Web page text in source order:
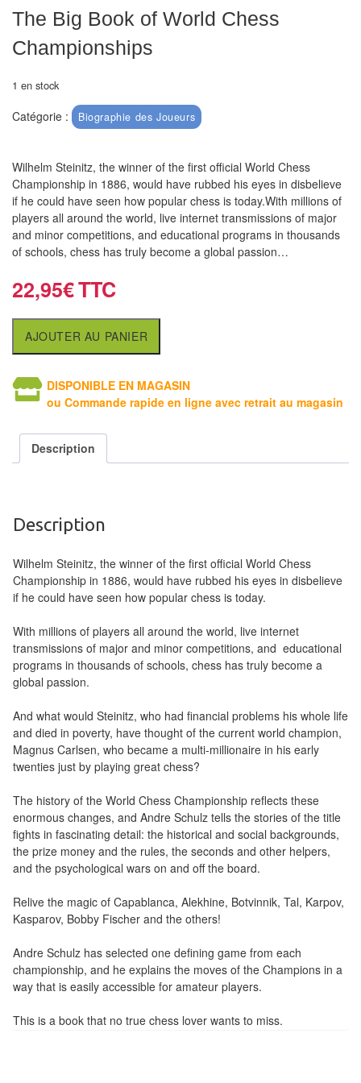
air
Pendules
Echiquier
aveugles
Logiciels
d'échecs
Livres
en
anglais
Livres
en
français
Tables
Accessoires
Jeux
de
Jeux
cartes
à
(TCG)
Les
Classiques
Pour
les
enfants
Pour
la
famille
les
initiés
Pour
les
The Big Book of World Chess
Championships
1 en stock
Catégorie : Biographie des Joueurs
Wilhelm Steinitz, the winner of the first official World Chess
Championship in 1886, would have rubbed his eyes in disbelieve
if he could have seen how popular chess is today.With millions of
players all around the world, live internet transmissions of major
and minor competitions, and educational programs in thousands
of schools, chess has truly become a global passion…
22,95€
AJOUTER AU PANIER
DISPONIBLE EN MAGASIN
ou Commande rapide en ligne avec retrait au magasin
Description
Description
Wilhelm Steinitz, the winner of the first official World Chess
Championship in 1886, would have rubbed his eyes in disbelieve
if he could have seen how popular chess is today.
With millions of players all around the world, live internet
transmissions of major and minor competitions, and educational
programs in thousands of schools, chess has truly become a
global passion.
And what would Steinitz, who had financial problems his whole life
and died in poverty, have thought of the current world champion,
Magnus Carlsen, who became a multi-millionaire in his early
twenties just by playing great chess?
The history of the World Chess Championship reflects these
enormous changes, and Andre Schulz tells the stories of the title
fights in fascinating detail: the historical and social backgrounds,
the prize money and the rules, the seconds and other helpers,
and the psychological wars on and off the board.
Relive the magic of Capablanca, Alekhine, Botvinnik, Tal, Karpov,
Kasparov, Bobby Fischer and the others!
Andre Schulz has selected one defining game from each
championship, and he explains the moves of the Champions in a
way that is easily accessible for amateur players.
This is a book that no true chess lover wants to miss.